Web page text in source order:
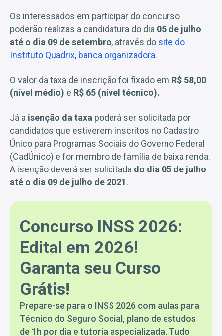
Os interessados em participar do concurso
poderão realizas a candidatura do dia 05 de julho
até o dia 09 de setembro, através do site do
Instituto Quadrix, banca organizadora.
O valor da taxa de inscrição foi fixado em R$ 58,00
(nível médio) e R$ 65 (nível técnico).
Já a isenção da taxa poderá ser solicitada por
candidatos que estiverem inscritos no Cadastro
Único para Programas Sociais do Governo Federal
(CadÚnico) e for membro de família de baixa renda.
A isenção deverá ser solicitada do dia 05 de julho
até o dia 09 de julho de 2021.
Concurso INSS 2026:
Edital em 2026!
Garanta seu Curso
Grátis!
Prepare-se para o INSS 2026 com aulas para
Técnico do Seguro Social, plano de estudos
de 1h por dia e tutoria especializada. Tudo